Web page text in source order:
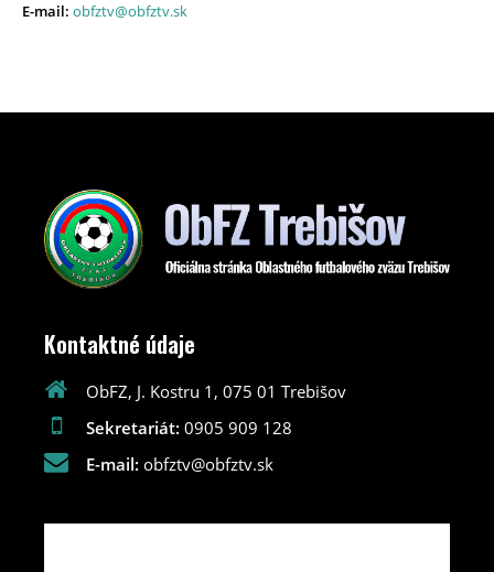
E-mail: obfztv@obfztv.sk
Kontaktné údaje
ObFZ, J. Kostru 1, 075 01 Trebišov
Sekretariát: 0905 909 128
E-mail: obfztv@obfztv.sk